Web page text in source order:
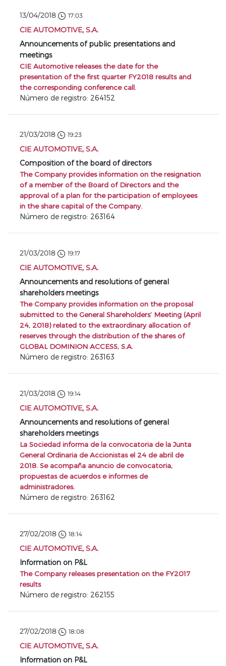
13/04/2018 17:03
CIE AUTOMOTIVE, S.A.
Announcements of public presentations and
meetings
CIE Automotive releases the date for the
presentation of the first quarter FY2018 results and
the corresponding conference call.
Número de registro: 264152
21/03/2018 19:23
CIE AUTOMOTIVE, S.A.
Composition of the board of directors
The Company provides information on the resignation
of a member of the Board of Directors and the
approval of a plan for the participation of employees
in the share capital of the Company.
Número de registro: 263164
21/03/2018 19:17
CIE AUTOMOTIVE, S.A.
Announcements and resolutions of general
shareholders meetings
The Company provides information on the proposal
submitted to the General Shareholders’ Meeting (April
24, 2018) related to the extraordinary allocation of
reserves through the distribution of the shares of
GLOBAL DOMINION ACCESS, S.A.
Número de registro: 263163
21/03/2018 19:14
CIE AUTOMOTIVE, S.A.
Announcements and resolutions of general
shareholders meetings
La Sociedad informa de la convocatoria de la Junta
General Ordinaria de Accionistas el 24 de abril de
2018. Se acompaña anuncio de convocatoria,
propuestas de acuerdos e informes de
administradores.
Número de registro: 263162
27/02/2018 18:14
CIE AUTOMOTIVE, S.A.
Information on P&L
The Company releases presentation on the FY2017
results
Número de registro: 262155
27/02/2018 18:08
CIE AUTOMOTIVE, S.A.
Information on P&L